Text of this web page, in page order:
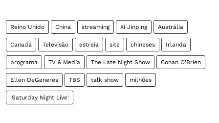
Reino Unido China streaming Xi Jinping Austrália
Canadá Televisão estreia site chineses Irlanda
programa TV & Media The Late Night Show Conan O'Brien
Ellen DeGeneres TBS talk show milhões
'Saturday Night Live'